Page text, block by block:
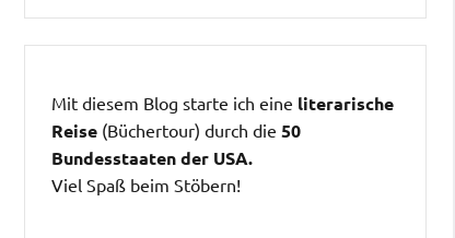
Mit diesem Blog starte ich eine literarische
Reise (Büchertour) durch die 50
Bundesstaaten der USA.
Viel Spaß beim Stöbern!